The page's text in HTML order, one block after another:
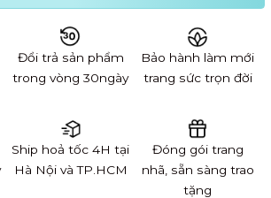
Đổi trả sản phẩm
trong vòng 30ngày
Bảo hành làm mới
trang sức trọn đời
Ship hoả tốc 4H tại
Hà Nội và TP.HCM
Đóng gói trang
nhã, sẵn sàng trao
tặng